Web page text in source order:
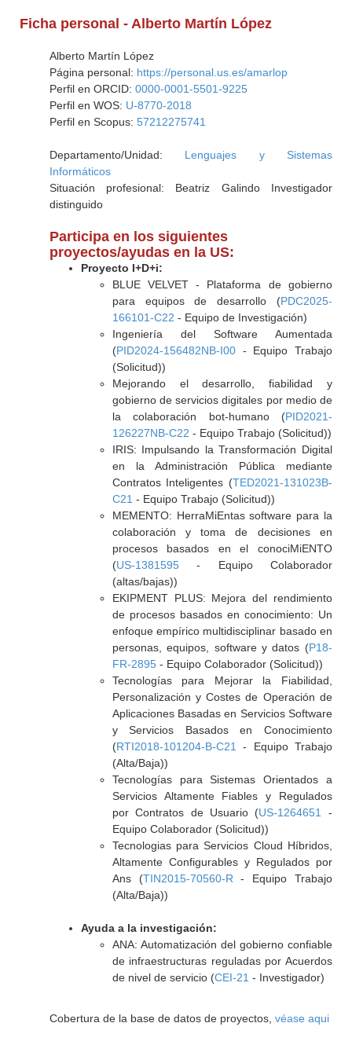
Ficha personal - Alberto Martín López
Alberto Martín López
Página personal: https://personal.us.es/amarlop
Perfil en ORCID: 0000-0001-5501-9225
Perfil en WOS: U-8770-2018
Perfil en Scopus: 57212275741
Departamento/Unidad: Lenguajes y Sistemas
Informáticos
Situación profesional: Beatriz Galindo Investigador
distinguido
Participa en los siguientes
proyectos/ayudas en la US:
Proyecto I+D+i:
BLUE VELVET - Plataforma de gobierno
para equipos de desarrollo (PDC2025-
166101-C22 - Equipo de Investigación)
Ingeniería del Software Aumentada
(PID2024-156482NB-I00- Equipo Trabajo
(Solicitud))
Mejorando el desarrollo, fiabilidad y
gobierno de servicios digitales por medio de
la colaboración bot-humano (PID2021-
126227NB-C22 - Equipo Trabajo (Solicitud))
IRIS: Impulsando la Transformación Digital
en la Administración Pública mediante
Contratos Inteligentes (TED2021-131023B-
C21 - Equipo Trabajo (Solicitud))
MEMENTO: HerraMiEntas software para la
colaboración y toma de decisiones en
procesos basados en el conociMiENTO
(US-1381595- Equipo Colaborador
(altas/bajas))
EKIPMENT PLUS: Mejora del rendimiento
de procesos basados en conocimiento: Un
enfoque empírico multidisciplinar basado en
personas, equipos, software y datos (P18-
FR-2895- Equipo Colaborador (Solicitud))
Tecnologías para Mejorar la Fiabilidad,
Personalización y Costes de Operación de
Aplicaciones Basadas en Servicios Software
y Servicios Basados en Conocimiento
(RTI2018-101204-B-C21
- Equipo Trabajo
(Alta/Baja))
Tecnologías para Sistemas Orientados a
Servicios Altamente Fiables y Regulados
por Contratos de Usuario (US-1264651
-
Equipo Colaborador (Solicitud))
Tecnologias para Servicios Cloud Híbridos,
Altamente Configurables y Regulados por
Ans (TIN2015-70560-R - Equipo Trabajo
(Alta/Baja))
Ayuda a la investigación:
ANA: Automatización del gobierno confiable
de infraestructuras reguladas por Acuerdos
de nivel de servicio (CEI-21 - Investigador)
Cobertura de la base de datos de proyectos, véase aqui